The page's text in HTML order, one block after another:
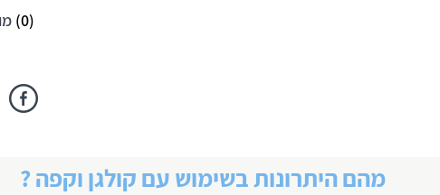
(
0
)
מהם היתרונות בשימוש עם קולגן וקפה ?